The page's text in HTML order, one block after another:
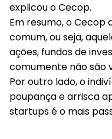
explicou o Cecop.
Em resumo, o Cecop
comum, ou seja,
ações, fundos de
comumente não são
Por outro lado, o
poupança e arrisca
startups é o mais